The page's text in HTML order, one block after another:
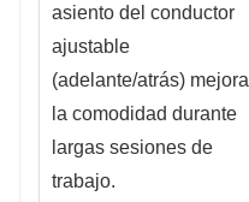
asiento del conductor
ajustable
(adelante/atrás) mejora
la comodidad durante
largas sesiones de
trabajo.